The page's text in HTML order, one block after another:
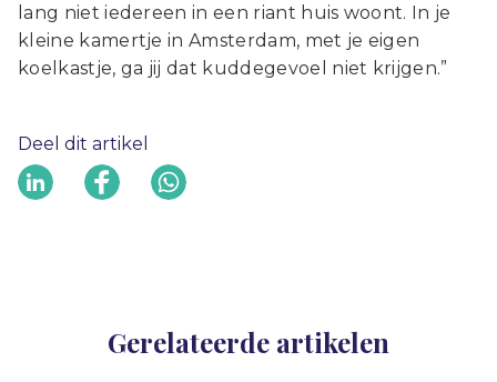
lang niet iedereen in een riant huis woont. In je
kleine kamertje in Amsterdam, met je eigen
koelkastje, ga jij dat kuddegevoel niet krijgen.”
Deel dit artikel
Gerelateerde artikelen